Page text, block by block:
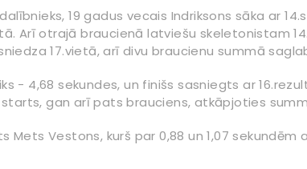
19 gadus vecais Indriksons sāka ar
Arī otrajā braucienā latviešu skeletonistam
17.vietā, arī divu braucienu summā
- 4,68 sekundes, un finišs sasniegts ar
gan arī pats brauciens, atkāpjoties
Vestons, kurš par 0,88 un 1,07